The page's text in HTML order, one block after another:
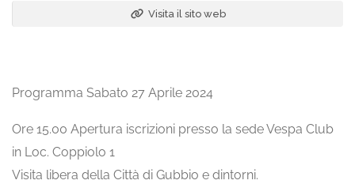
Visita il sito web
Programma Sabato 27 Aprile 2024
Ore 15.00 Apertura iscrizioni presso la sede Vespa Club
in Loc. Coppiolo 1
Visita libera della Città di Gubbio e dintorni.